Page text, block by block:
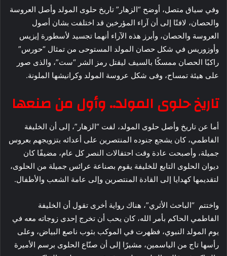
وفي سياق متصل، أوضح “الزهار” تاريخ حلوى المولد وأصل العروسة
والحصان، لافتًا إلى أن آراء المؤرخين قد اختلفت بشان أصول
العروسة والحصان، وأبرز هذه الآراء أنهما تجسيد لأسطورة إيزيس
وأوزوريس في شكل حصان المولد المستوحى من تمثال “حورس”
راكبًا الحصان ممسكًا بالسيف ليقتل رمز الشر “ست”، والذى صور
على هيئة تمساح، وفى شكل عروسة المولد وكرانيشها الملونة.
تاريخ حلوى المولد.. وأول من صنعها
أما عن تاريخ وأصل حلوى المولد، لفت “الزهار”، إلى أن الخليفة
الفاطمي، كان يشجع جنوده المنتصرين على أعدائه بتزويجهم بعروس
جميلة، وأصبحت عادة وقت احتفالات النصر كل عام، مضيفًا كان
ديوان الحلوى التابع للخليفة يقوم بصناعة عرائس جميلة من الحلوى،
لتقديمها كهدايا إلى القادة المنتصرين وإلى عامة الشعب والأطفال.
واختتم “الباحث الأثري”، هناك رواية أخرى تقول أن الخليفة
الفاطمي الحاكم بأمر الله، كان يحب أن تخرج إحدى زوجاته معه في
يوم المولد النبوي، فظهرت في الموكب بثوب ناصع البياض، وعلى
رأسها تاج من الياسمين، مشيرًا إلى أن صنّاع الحلوى برسم الأميرة